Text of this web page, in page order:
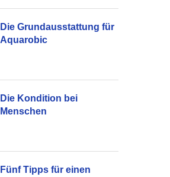
Die Grundausstattung für
Aquarobic
Die Kondition bei
Menschen
Fünf Tipps für einen